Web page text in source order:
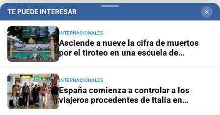
Horóscopo del díaHoróscopo de hoy para Acuario: 08
de agosto de 2026
TE PUEDE INTERESAR ✕
INTERNACIONALES
Asciende a nueve la cifra de muertos
por el tiroteo en una escuela de
INTERNACIONALES
España comienza a controlar a los
viajeros procedentes de Italia en